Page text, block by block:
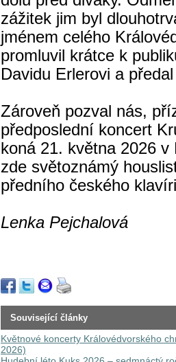
zážitek jim byl
jménem celého
promluvil krátce k
Davidu Erlerovi a
Zároveň pozval nás,
předposlední koncert
koná 21. května 2026
zde světoznámý
předního českého
Lenka Pejchalová
Související články
Květnové koncerty Královédvorského
2026)